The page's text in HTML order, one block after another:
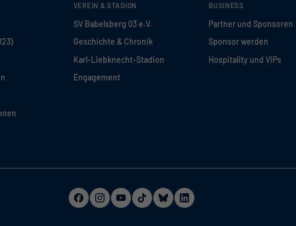
VEREIN & STADION
SV Babelsberg 03 e.V.
Geschichte & Chronik
Karl-Liebknecht-Stadion
Engagement
BUSINESS
Partner und Sponsoren
Sponsor werden
Hospitality und VIPs